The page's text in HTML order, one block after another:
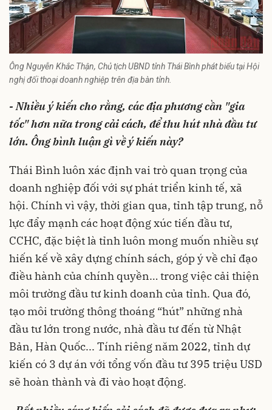
Ông Nguyễn Khắc Thận, Chủ tịch UBND tỉnh Thái Bình phát biểu tại Hội
nghị đối thoại doanh nghiệp trên địa bàn tỉnh.
- Nhiều ý kiến cho rằng, các địa phương cần "gia
tốc" hơn nữa trong cải cách, để thu hút nhà đầu tư
lớn. Ông bình luận gì về ý kiến này?
Thái Bình luôn xác định vai trò quan trọng của
doanh nghiệp đối với sự phát triển kinh tế, xã
hội. Chính vì vậy, thời gian qua, tỉnh tập trung, nỗ
lực đẩy mạnh các hoạt động xúc tiến đầu tư,
CCHC, đặc biệt là tỉnh luôn mong muốn nhiều sự
hiến kế về xây dựng chính sách, góp ý về chỉ đạo
điều hành của chính quyền… trong việc cải thiện
môi trường đầu tư kinh doanh của tỉnh. Qua đó,
tạo môi trường thông thoáng “hút” những nhà
đầu tư lớn trong nước, nhà đầu tư đến từ Nhật
Bản, Hàn Quốc... Tính riêng năm 2022, tỉnh dự
kiến có 3 dự án với tổng vốn đầu tư 395 triệu USD
sẽ hoàn thành và đi vào hoạt động.